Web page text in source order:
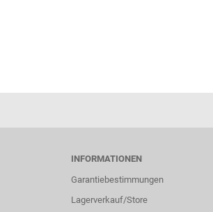
INFORMATIONEN
Garantiebestimmungen
Lagerverkauf/Store